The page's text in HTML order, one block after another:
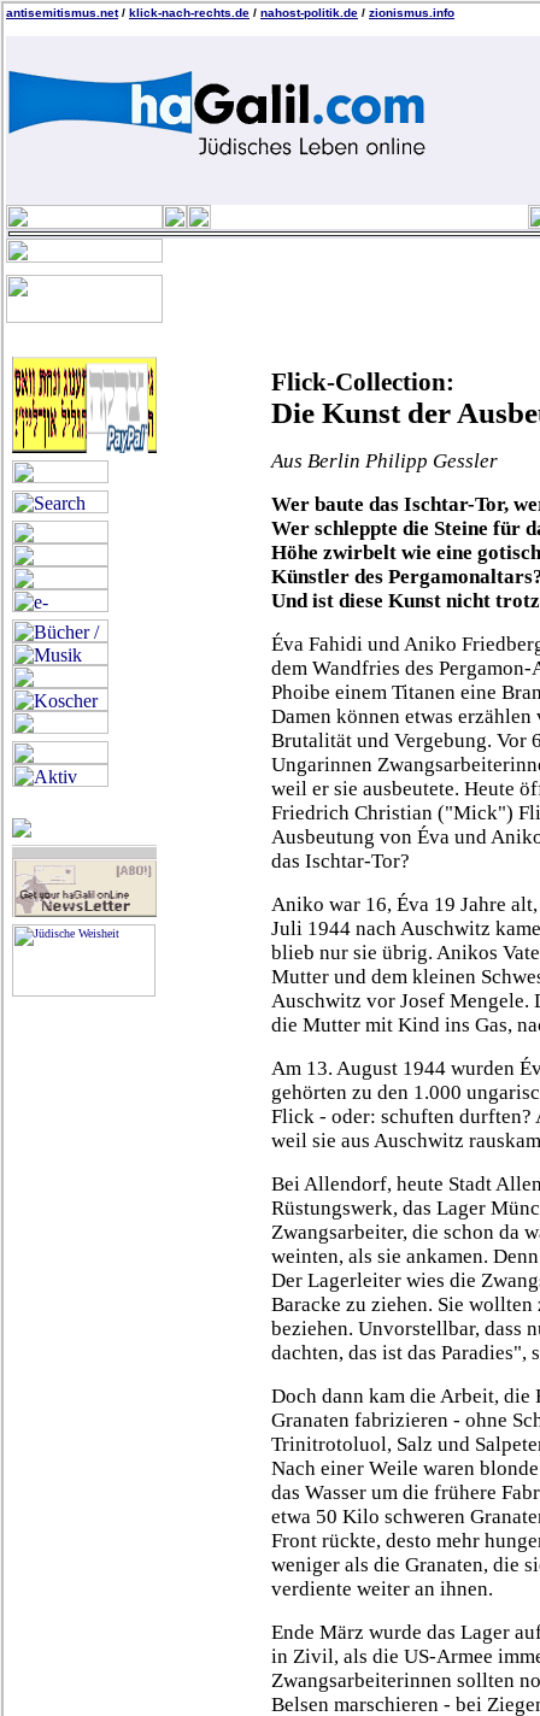
antisemitismus.net/ klick-nach-rechts.de / nahost-politik.de / zionismus.info
Flick-Collection:
Die Kunst der
Aus Berlin Philipp Gessler
Wer baute das Ischtar-Tor,
Wer schleppte die Steine für
Höhe zwirbelt wie eine
Künstler des
Und ist diese Kunst nicht
Éva Fahidi und Aniko
dem Wandfries des
Phoibe einem Titanen eine
Damen können etwas
Brutalität und Vergebung. Vor
Ungarinnen
weil er sie ausbeutete. Heute
Friedrich Christian ("Mick")
Ausbeutung von Éva und
das Ischtar-Tor?
Aniko war 16, Éva 19 Jahre
Juli 1944 nach Auschwitz
blieb nur sie übrig. Anikos
Mutter und dem kleinen
Auschwitz vor Josef
die Mutter mit Kind ins Gas,
Am 13. August 1944 wurden
gehörten zu den 1.000
Flick - oder: schuften durften?
weil sie aus Auschwitz
Bei Allendorf, heute Stadt
Rüstungswerk, das Lager
Zwangsarbeiter, die schon da
weinten, als sie ankamen.
Der Lagerleiter wies die
Baracke zu ziehen. Sie
beziehen. Unvorstellbar, dass
dachten, das ist das Paradies",
Doch dann kam die Arbeit, die
Granaten fabrizieren - ohne
Trinitrotoluol, Salz und
Nach einer Weile waren
das Wasser um die frühere
etwa 50 Kilo schweren
Front rückte, desto mehr
weniger als die Granaten, die
verdiente weiter an ihnen.
Ende März wurde das Lager
in Zivil, als die US-Armee
Zwangsarbeiterinnen sollten
Belsen marschieren - bei